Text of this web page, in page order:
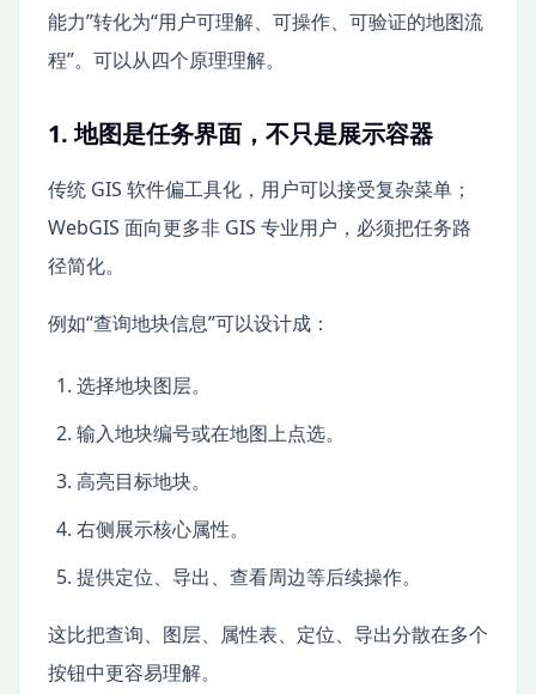
能力”转化为“用户可理解、可操作、可验证的地图流
程”。可以从四个原理理解。
1. 地图是任务界面，不只是展示容器
传统 GIS 软件偏工具化，用户可以接受复杂菜单；
WebGIS 面向更多非 GIS 专业用户，必须把任务路
径简化。
例如“查询地块信息”可以设计成：
选择地块图层。
输入地块编号或在地图上点选。
高亮目标地块。
右侧展示核心属性。
提供定位、导出、查看周边等后续操作。
这比把查询、图层、属性表、定位、导出分散在多个
按钮中更容易理解。